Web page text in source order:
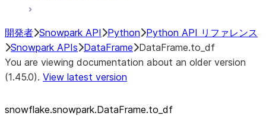
開発者 Snowpark API Python Python API リファレンス
Snowpark APIs DataFrame DataFrame.to_df
You are viewing documentation about an older version
(1.45.0). View latest version
snowflake.snowpark.DataFrame.to_ df